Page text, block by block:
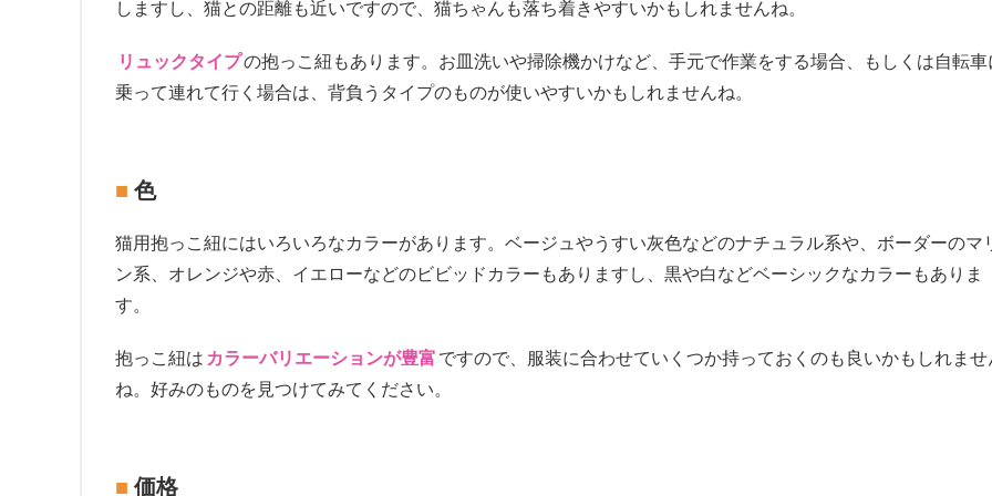
しますし、猫との距離も近いですので、猫ちゃんも落ち着きやすいかもしれませんね。
リュックタイプの抱っこ紐もあります。お皿洗いや掃除機かけなど、手元で作業をする場合、もしくは自転車
乗って連れて行く場合は、背負うタイプのものが使いやすいかもしれませんね。
色
猫用抱っこ紐にはいろいろなカラーがあります。ベージュやうすい灰色などのナチュラル系や、ボーダーのマ
ン系、オレンジや赤、イエローなどのビビッドカラーもありますし、黒や白などベーシックなカラーもありま
す。
抱っこ紐はカラーバリエーションが豊富ですので、服装に合わせていくつか持っておくのも良いかもしれませ
ね。好みのものを見つけてみてください。
価格